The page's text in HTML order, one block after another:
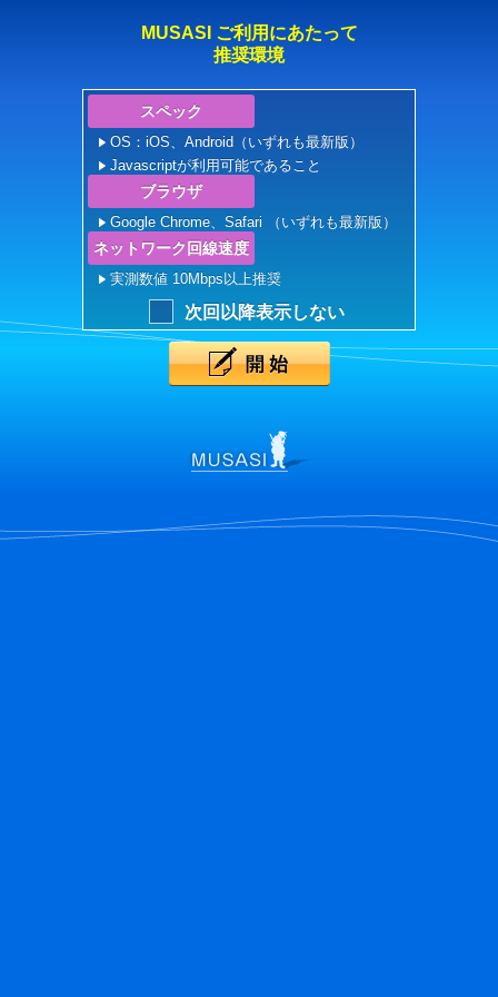
MUSASI ご利用にあたって
推奨環境
スペック
OS：iOS、Android（いずれも最新版）
Javascriptが利用可能であること
ブラウザ
Google Chrome、Safari （いずれも最新版）
ネットワーク回線速度
実測数値 10Mbps以上推奨
次回以降表示しない